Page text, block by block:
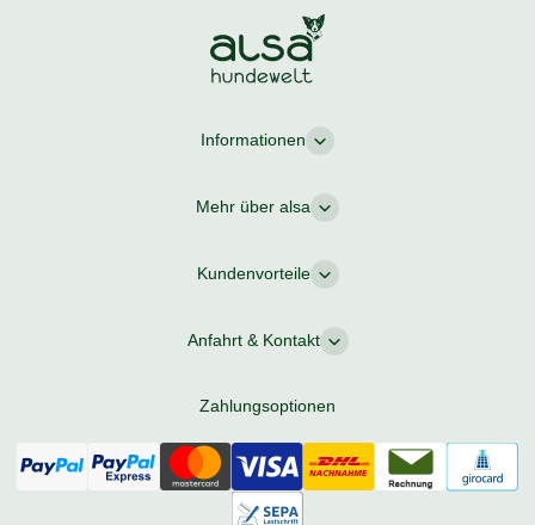
Informationen
Mehr über alsa
Kundenvorteile
Anfahrt & Kontakt
Zahlungsoptionen